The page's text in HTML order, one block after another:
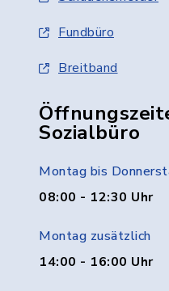
Fundbüro
Breitband
Sozialbüro
Montag bis
08:00 - 12:30 Uhr
Montag zusätzlich
14:00 - 16:00 Uhr